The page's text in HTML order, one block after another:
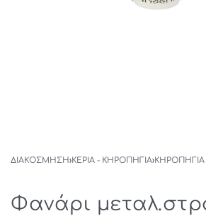
ΔΙΑΚΟΣΜΗΣΗ›ΚΕΡΙΑ - ΚΗΡΟΠΗΓΙΑ›ΚΗΡΟΠΉΓΙΑ
Φανάρι